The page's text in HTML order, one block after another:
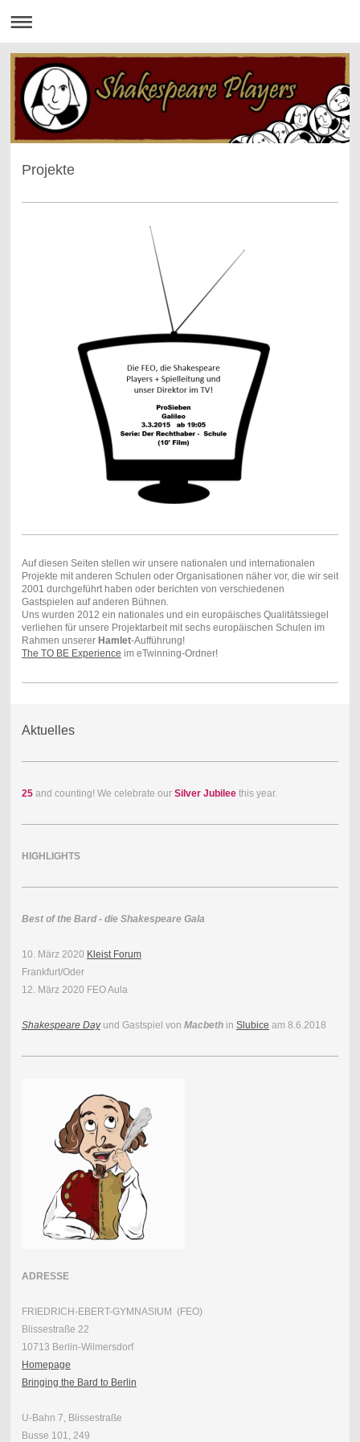
Projekte
Auf diesen Seiten stellen wir unsere nationalen und internationalen
Projekte mit anderen Schulen oder Organisationen näher vor, die wir seit
2001 durchgeführt haben oder berichten von verschiedenen
Gastspielen auf anderen Bühnen.
Uns wurden 2012 ein nationales und ein europäisches Qualitätssiegel
verliehen für unsere Projektarbeit mit sechs europäischen Schulen im
Rahmen unserer Hamlet-Aufführung!
The TO BE Experience im eTwinning-Ordner!
Aktuelles
25and counting! We celebrate our Silver Jubileethis year.
HIGHLIGHTS
Best of the Bard - die Shakespeare Gala
10. März 2020 Kleist Forum
Frankfurt/Oder
12. März 2020 FEO Aula
Shakespeare Dayund Gastspiel von Macbethin Slubice am 8.6.2018
ADRESSE
FRIEDRICH-EBERT-GYMNASIUM (FEO)
Blissestraße 22
10713 Berlin-Wilmersdorf
Homepage
Bringing the Bard to Berlin
U-Bahn 7, Blissestraße
Busse 101, 249